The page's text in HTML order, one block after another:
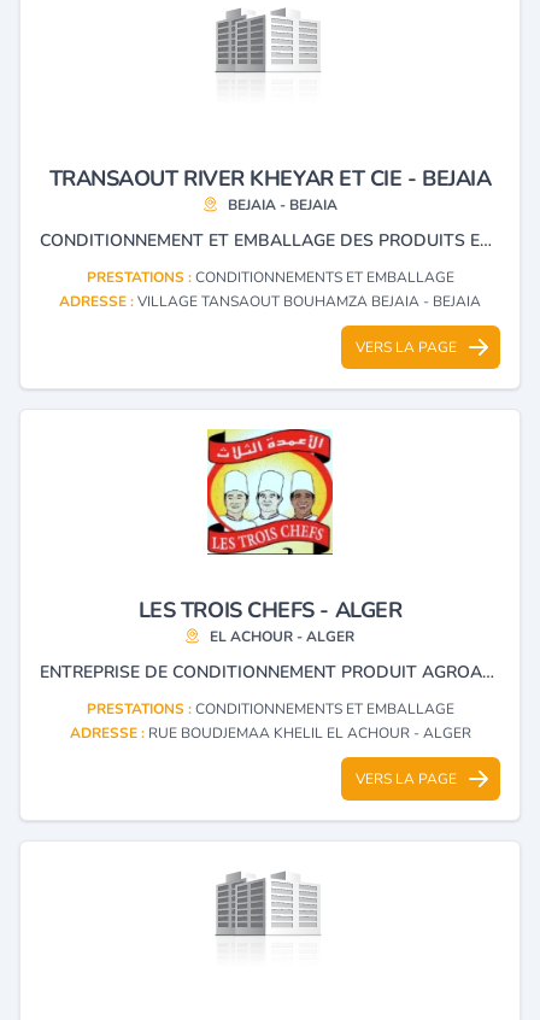
TRANSAOUT RIVER KHEYAR ET CIE - BEJAIA
BEJAIA - BEJAIA
CONDITIONNEMENT ET EMBALLAGE DES PRODUITS ET DENRÉES ALIMENTAIRES.
PRESTATIONS :CONDITIONNEMENTS ET EMBALLAGE
ADRESSE :VILLAGE TANSAOUT BOUHAMZA BEJAIA - BEJAIA
VERS LA PAGE
LES TROIS CHEFS - ALGER
EL ACHOUR - ALGER
ENTREPRISE DE CONDITIONNEMENT PRODUIT AGROALIMENTAIRE.
PRESTATIONS :CONDITIONNEMENTS ET EMBALLAGE
ADRESSE : RUE BOUDJEMAA KHELIL EL ACHOUR - ALGER
VERS LA PAGE